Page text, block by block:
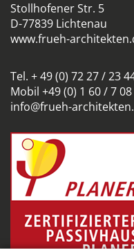
Stollhofener Str. 5
D-77839 Lichtenau
www.frueh-
Tel. + 49 (0) 72 27 / 23
Mobil +49 (0) 1 60 / 7
info@frueh-